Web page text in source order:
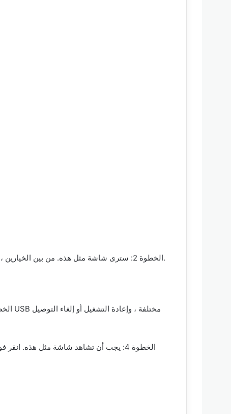
الخطوة 2: سترى شاشة مثل هذه. من بين الخيارين ، تحتاج إلى تحديد واحد حسب حالتك ومتطلباتك. سوف تمضي قدمًا في “إزالة قفل الشاشة” لأن هذا ماتحتاجه في الوقت الحالي.
الخطوة 4: يجب أن تشاهد شاشة مثل هذه.